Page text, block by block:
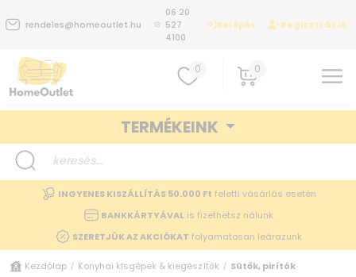
rendeles@homeoutlet.hu
06 20
527
4100
Belépés Regisztráció
0 0
TERMÉKEINK
INGYENES KISZÁLLÍTÁS 50.000 Ft feletti vásárlás esetén
BANKKÁRTYÁVALis fizethetsz nálunk
SZERETJÜK AZ AKCIÓKAT folyamatosan leárazunk
Kezdőlap / Konyhai kisgépek & kiegészítők / Sütők, pirítók